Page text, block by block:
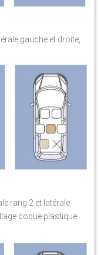
gauche et droite,
rang 2 et latérale
coque plastique.